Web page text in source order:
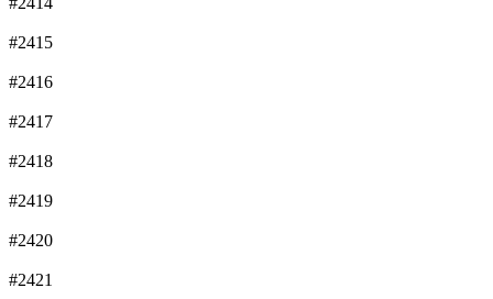
#2415
#2416
#2417
#2418
#2419
#2420
#2421